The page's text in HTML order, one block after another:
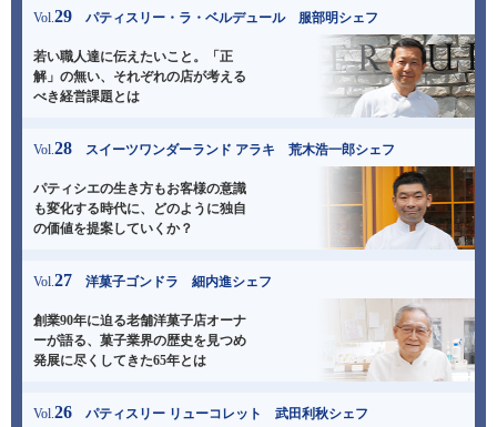
Vol.29 パティスリー・ラ・ベルデュール 服部明シェフ
若い職人達に伝えたいこと。「正
解」の無い、 それぞれの店が考える
べき経営課題とは
Vol.28 スイーツワンダーランド アラキ 荒木浩一郎シェフ
パティシエの生き方もお客様の意識
も変化する時代に、
どのように独自
の価値を提案していくか？
Vol.27 洋菓子ゴンドラ 細内進シェフ
創業90年に迫る老舗洋菓子店オーナ
ーが語る、 菓子業界の歴史を見つめ
発展に尽くしてきた65年とは
Vol.26 パティスリー リューコレット 武田利秋シェフ